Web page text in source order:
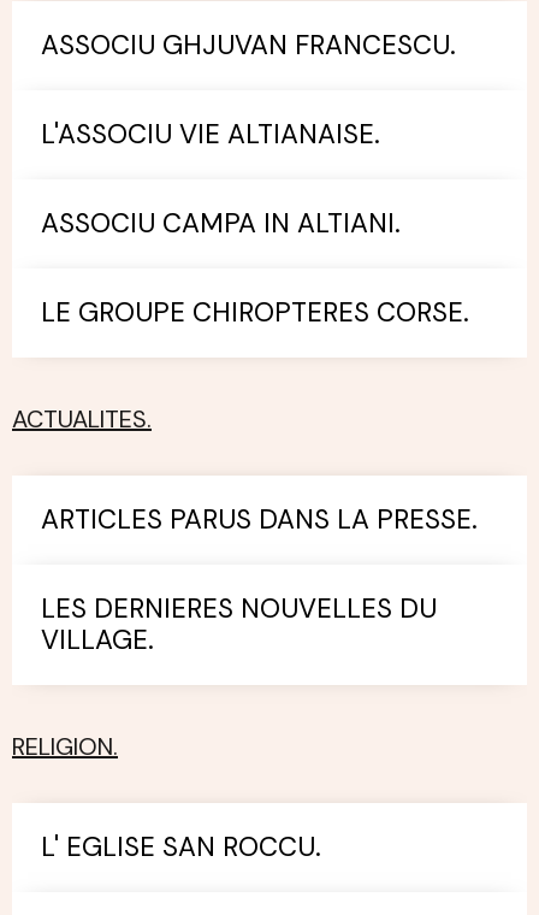
ASSOCIU GHJUVAN FRANCESCU.
L'ASSOCIU VIE ALTIANAISE.
ASSOCIU CAMPA IN ALTIANI.
LE GROUPE CHIROPTERES CORSE.
ACTUALITES.
ARTICLES PARUS DANS LA PRESSE.
LES DERNIERES NOUVELLES DU
VILLAGE.
RELIGION.
L' EGLISE SAN ROCCU.